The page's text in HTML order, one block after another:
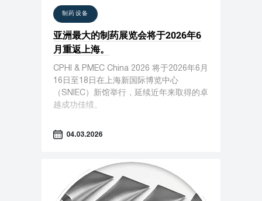
制药设备
亚洲最大的制药展览会将于2026年6
月重返上海。
CPHI & PMEC China 2026 将于2026年6月
16日至18日在上海新国际博览中心
（SNIEC）新馆举行，延续近年来取得的卓
越成功佳绩。
04.03.2026